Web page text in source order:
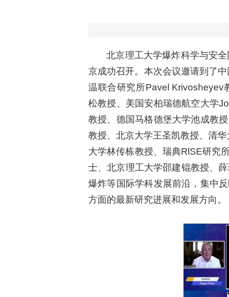
北京理工大学爆炸科学与安
京成功召开。本次会议邀请到了
温联合研究所Pavel Krivosheyev
松教授、美国安柏瑞德航空大学
教授、德国马格德堡大学池成教
教授、北京大学王圣凯教授、清
大学林传栋教授、瑞典RlSE研究
士、北京理工大学邵建锟教授、
爆炸等国际学科发展前沿，集中
方面的最新研究进展和发展方向。